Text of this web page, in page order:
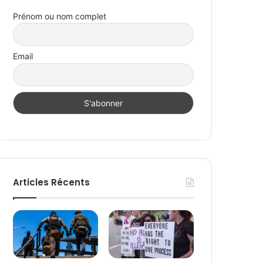
Prénom ou nom complet
Email
Articles Récents